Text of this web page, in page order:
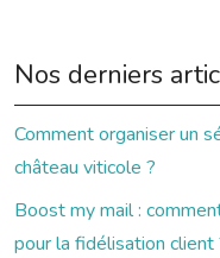
Nos derniers
Comment organiser un
château viticole ?
Boost my mail :
pour la fidélisation client